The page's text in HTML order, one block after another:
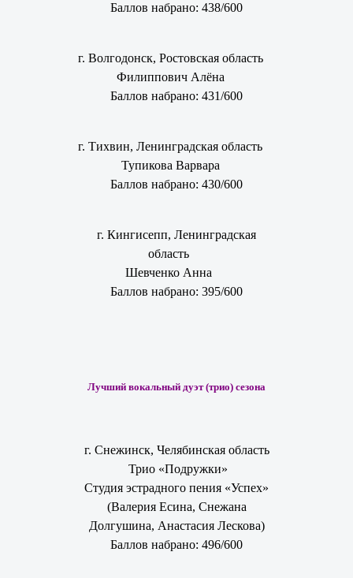
Баллов набрано: 438/600
г. Волгодонск, Ростовская область
Филиппович Алёна
Баллов набрано: 431/600
г. Тихвин, Ленинградская область
Тупикова Варвара
Баллов набрано: 430/600
г. Кингисепп, Ленинградская
область
Шевченко Анна
Баллов набрано: 395/600
Лучший вокальный дуэт (трио) сезона
г. Снежинск, Челябинская область
Трио «Подружки»
Студия эстрадного пения «Успех»
(Валерия Есина, Снежана
Долгушина, Анастасия Лескова)
Баллов набрано: 496/600